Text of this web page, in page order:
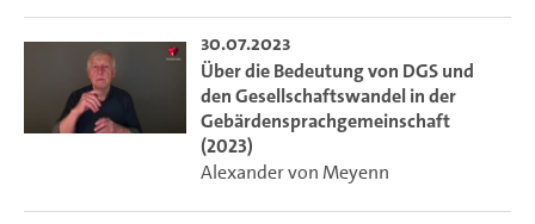
30.07.2023
Über die Bedeutung von DGS und
den Gesellschaftswandel in der
Gebärdensprachgemeinschaft
(2023)
Alexander von Meyenn